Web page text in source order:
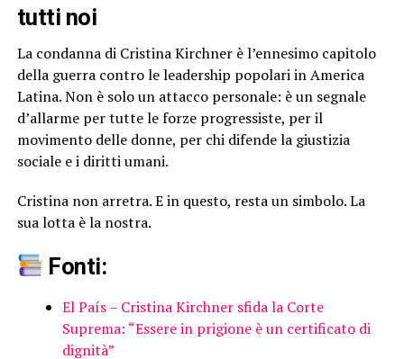
tutti noi
La condanna di Cristina Kirchner è l’ennesimo capitolo
della guerra contro le leadership popolari in America
Latina. Non è solo un attacco personale: è un segnale
d’allarme per tutte le forze progressiste, per il
movimento delle donne, per chi difende la giustizia
sociale e i diritti umani.
Cristina non arretra. E in questo, resta un simbolo. La
sua lotta è la nostra.
Fonti:
El País – Cristina Kirchner sfida la Corte
Suprema: “Essere in prigione è un certificato di
dignità”